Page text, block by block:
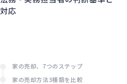
家の売却、7つのステップ
家の売却方法3種類を比較